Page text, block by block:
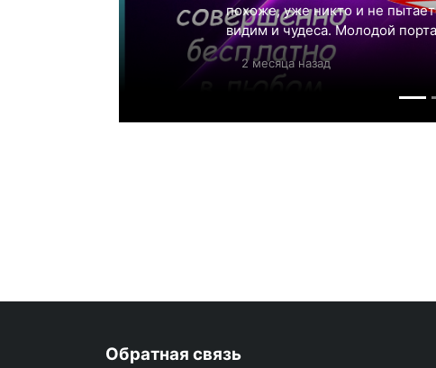
похоже, уже никто и не
видим и чудеса. Молодой
2 месяца назад
Обратная связь